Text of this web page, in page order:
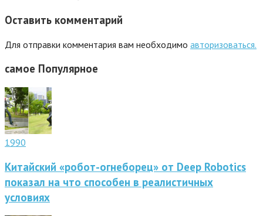
Оставить комментарий
Для отправки комментария вам необходимо авторизоваться.
самое Популярное
1990
Китайский «робот-огнеборец» от Deep Robotics
показал на что способен в реалистичных
условиях